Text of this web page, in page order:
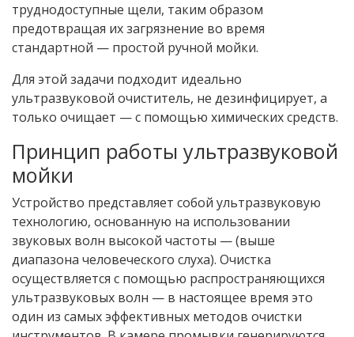
труднодоступные щели, таким образом
предотвращая их загрязнение во время
стандартной — простой ручной мойки.
Для этой задачи подходит идеально
ультразвуковой очиститель, не дезинфицирует, а
только очищает — с помощью химических средств.
Принцип работы ультразвуковой
мойки
Устройство представляет собой ультразвуковую
технологию, основанную на использовании
звуковых волн высокой частоты — (выше
диапазона человеческого слуха). Очистка
осуществляется с помощью распространяющихся
ультразвуковых волн — в настоящее время это
один из самых эффективных методов очистки